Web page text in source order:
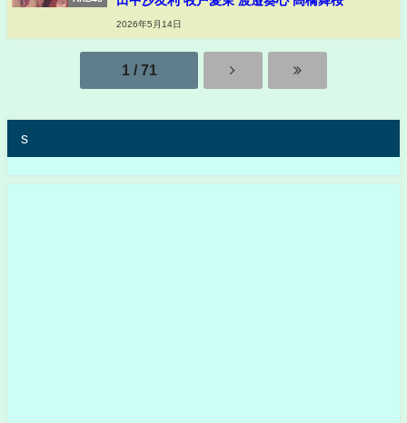
2026年5月14日
1 / 71
s